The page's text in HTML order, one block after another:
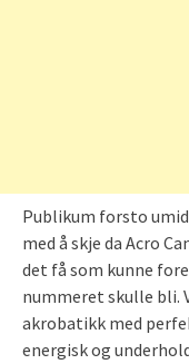
Publikum forsto
med å skje da Acro
det få som kunne
nummeret skulle bli.
akrobatikk med
energisk og